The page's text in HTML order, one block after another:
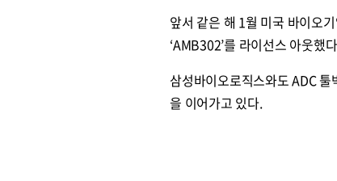
앞서 같은 해 1월 미국 바이오
‘AMB302’를 라이선스 아웃했
삼성바이오로직스와도 ADC
을 이어가고 있다.